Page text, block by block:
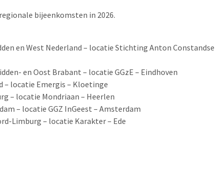
bijeenkomsten in 2026.
en West Nederland – locatie Stichting Anton Constandse
en Oost Brabant – locatie GGzE – Eindhoven
– locatie Emergis – Kloetinge
– locatie Mondriaan – Heerlen
– locatie GGZ InGeest – Amsterdam
Limburg – locatie Karakter – Ede